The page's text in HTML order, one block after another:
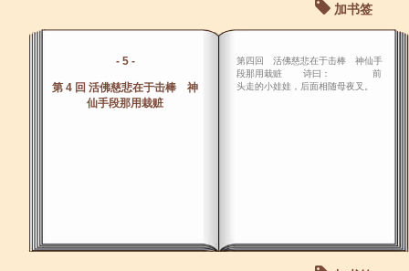
加书签
- 5 -
第 4 回 活佛慈悲在于击棒 神
仙手段那用栽赃
第四回 活佛慈悲在于击棒 神仙手
段那用栽赃 诗曰： 前
头走的小娃娃，后面相随母夜叉。